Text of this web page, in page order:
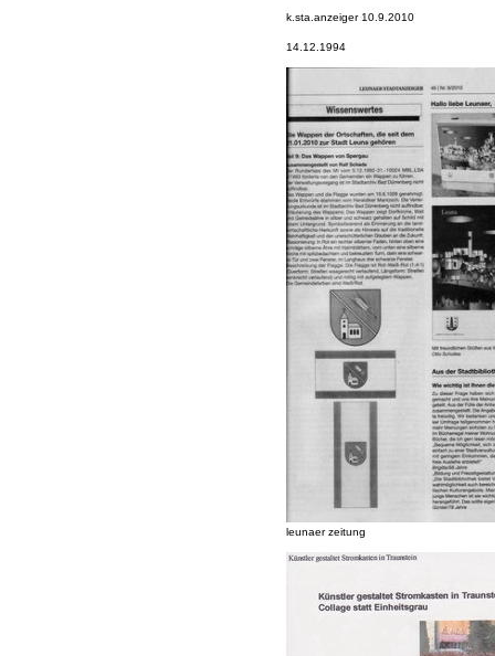
k.sta.anzeiger 10.9.2010
14.12.1994
leunaer zeitung